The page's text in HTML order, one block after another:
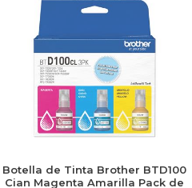
Botella de Tinta Brother BTD100
Cian Magenta Amarilla Pack de